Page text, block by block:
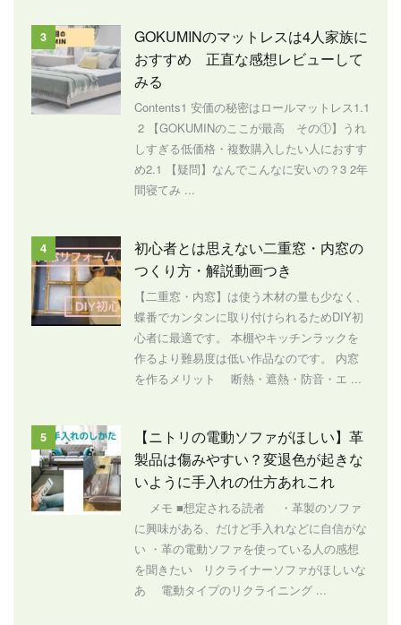
3
GOKUMINのマットレスは4人家族に
おすすめ 正直な感想レビューして
みる
Contents1 安価の秘密はロールマットレス1.1
2 【GOKUMINのここが最高 その①】うれ
しすぎる低価格・複数購入したい人におすす
め2.1 【疑問】なんでこんなに安いの？3 2年
間寝てみ ...
4
初心者とは思えない二重窓・内窓の
つくり方・解説動画つき
【二重窓・内窓】は使う木材の量も少なく、
蝶番でカンタンに取り付けられるためDIY初
心者に最適です。 本棚やキッチンラックを
作るより難易度は低い作品なのです。 内窓
を作るメリット 断熱・遮熱・防音・エ ...
5
【ニトリの電動ソファがほしい】革
製品は傷みやすい？変退色が起きな
いように手入れの仕方あれこれ
メモ ■想定される読者 ・革製のソファ
に興味がある、だけど手入れなどに自信がな
い ・革の電動ソファを使っている人の感想
を聞きたい リクライナーソファがほしいな
あ 電動タイプのリクライニング ...